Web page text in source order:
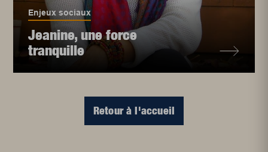
Enjeux sociaux
Jeanine, une force
tranquille
Retour à l'accueil